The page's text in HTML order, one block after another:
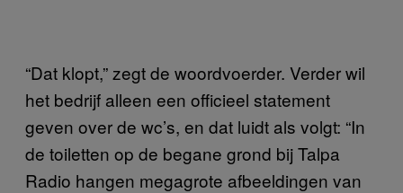
“Dat klopt,” zegt de woordvoerder. Verder wil
het bedrijf alleen een officieel statement
geven over de wc’s, en dat luidt als volgt: “In
de toiletten op de begane grond bij Talpa
Radio hangen megagrote afbeeldingen van